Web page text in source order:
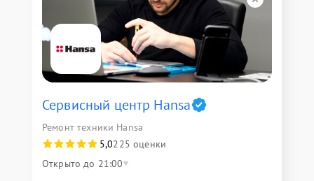
Сервисный центр Hansa
Ремонт техники Hansa
5,0225 оценки
Открыто до 21:00